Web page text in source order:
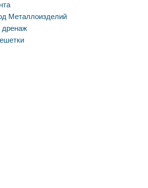
Металлоизделий
дренаж